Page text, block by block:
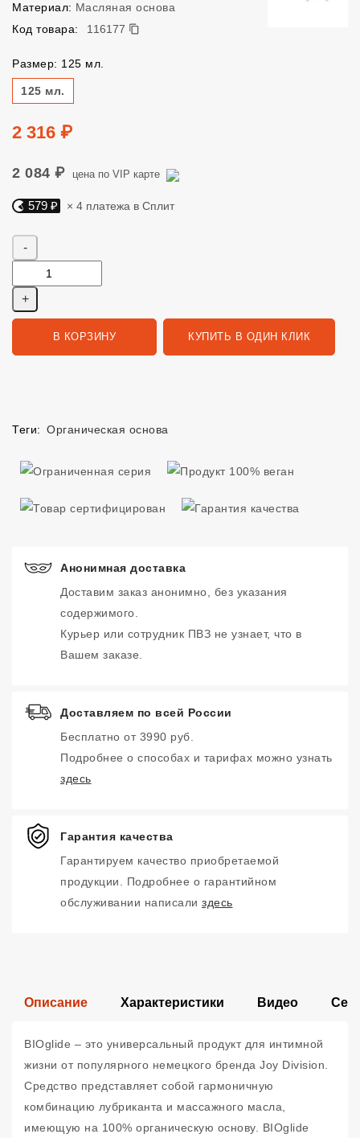
Материал: Масляная основа
Код товара:
116177
116177
Размер: 125 мл.
Размер
125 мл.
Цена
2 316 ₽
2 084 ₽ цена по VIP карте
Яндекс Сплит. 579 руб, 4 платежа в Сплит
579 ₽ × 4 платежа в Сплит
В КОРЗИНУ КУПИТЬ В ОДИН КЛИК
Теги: Органическая основа
Анонимная доставка
Доставим заказ анонимно, без указания
содержимого.
Курьер или сотрудник ПВЗ не узнает, что в
Вашем заказе.
Доставляем по всей России
Бесплатно от 3990 руб.
Подробнее о способах и тарифах можно узнать
здесь
Гарантия качества
Гарантируем качество приобретаемой
продукции. Подробнее о гарантийном
обслуживании написали здесь
Описание Характеристики Видео
BIOglide – это универсальный продукт для интимной
жизни от популярного немецкого бренда Joy Division.
Средство представляет собой гармоничную
комбинацию лубриканта и массажного масла,
имеющую на 100% органическую основу. BIOglide